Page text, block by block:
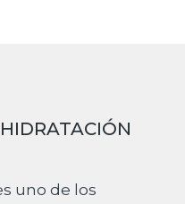
uno de los